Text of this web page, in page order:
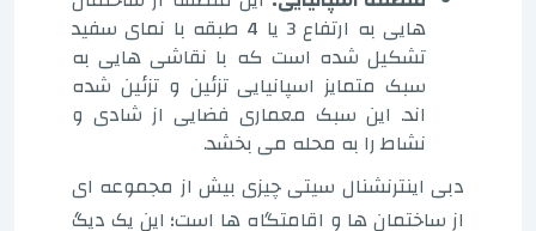
هایی به ارتفاع 3 یا 4 طبقه با نمای سفید
تشکیل شده است که با نقاشی هایی به
سبک متمایز اسپانیایی تزئین و تزئین شده
اند. این سبک معماری فضایی از شادی و
نشاط را به محله می بخشد.
دبی اینترنشنال سیتی چیزی بیش از مجموعه ای
از ساختمان ها و اقامتگاه ها است؛ این یک دیگ